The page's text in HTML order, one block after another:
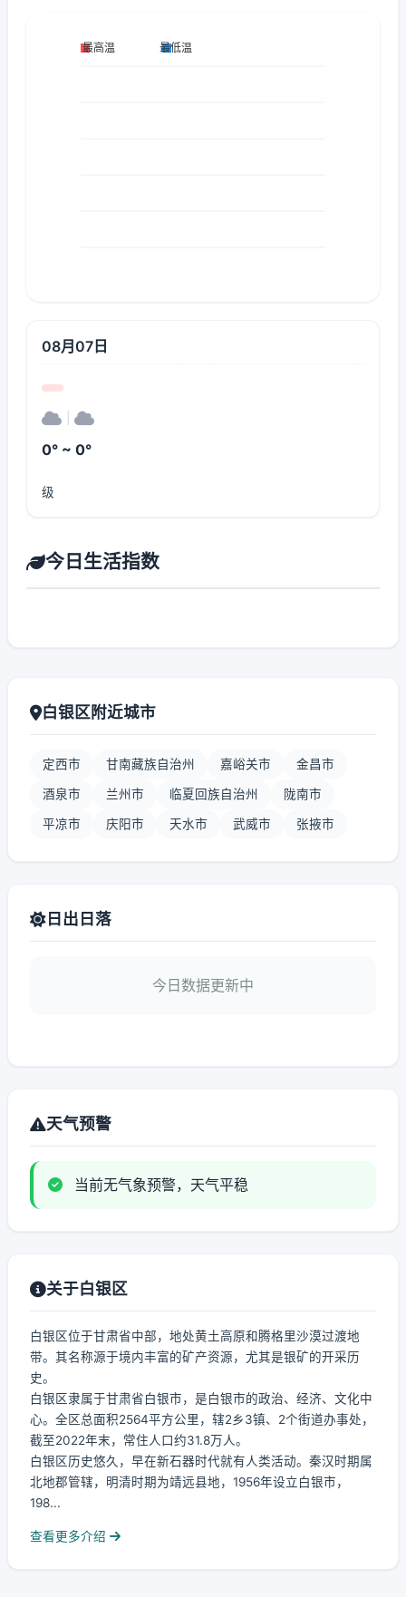
08月07日
0° ~ 0°
级
今日生活指数
白银区附近城市
定西市 甘南藏族自治州 嘉峪关市 金昌市
酒泉市 兰州市 临夏回族自治州 陇南市
平凉市 庆阳市 天水市 武威市 张掖市
日出日落
今日数据更新中
天气预警
当前无气象预警，天气平稳
关于白银区
白银区位于甘肃省中部，地处黄土高原和腾格里沙漠过渡地
带。其名称源于境内丰富的矿产资源，尤其是银矿的开采历
史。
白银区隶属于甘肃省白银市，是白银市的政治、经济、文化中
心。全区总面积2564平方公里，辖2乡3镇、2个街道办事处，
截至2022年末，常住人口约31.8万人。
白银区历史悠久，早在新石器时代就有人类活动。秦汉时期属
北地郡管辖，明清时期为靖远县地，1956年设立白银市，
198...
查看更多介绍